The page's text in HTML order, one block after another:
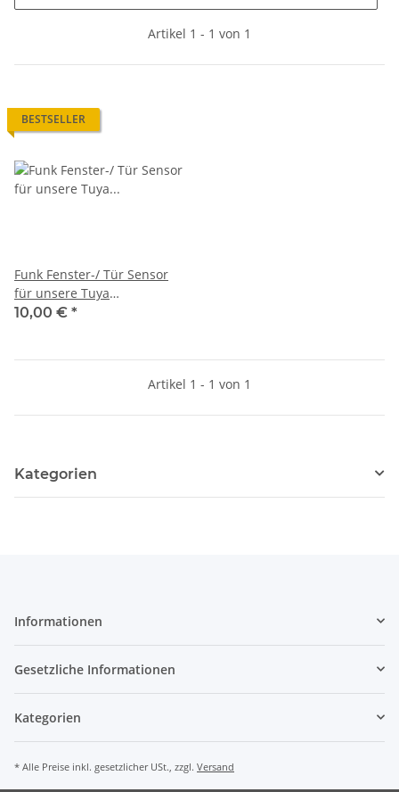
Artikel 1 - 1 von 1
BESTSELLER
Funk Fenster-/ Tür Sensor
für unsere Tuya
Alarmanlage WG107T
10,00 € *
Artikel 1 - 1 von 1
Kategorien
Informationen
Gesetzliche Informationen
Kategorien
* Alle Preise inkl. gesetzlicher USt., zzgl. Versand